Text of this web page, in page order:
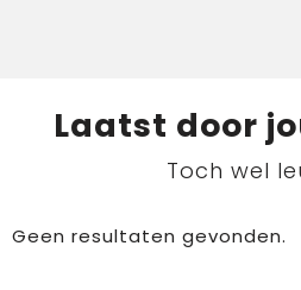
Laatst door
Toch wel
Geen resultaten gevonden.